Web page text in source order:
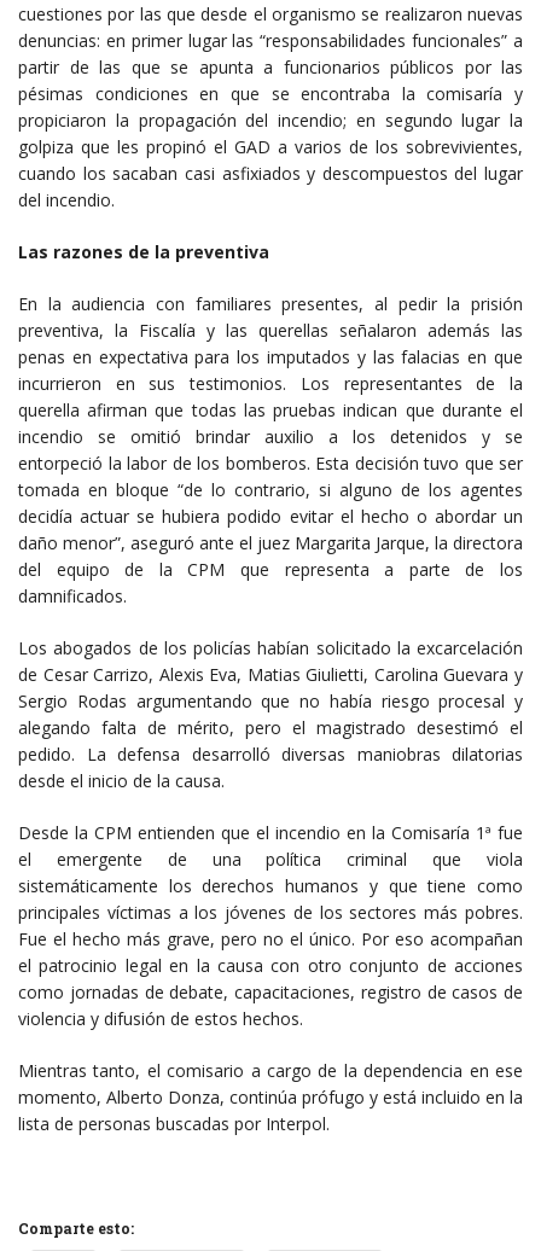
cuestiones por las que desde el organismo se realizaron nuevas
denuncias: en primer lugar las “responsabilidades funcionales” a
partir de las que se apunta a funcionarios públicos por las
pésimas condiciones en que se encontraba la comisaría y
propiciaron la propagación del incendio; en segundo lugar la
golpiza que les propinó el GAD a varios de los sobrevivientes,
cuando los sacaban casi asfixiados y descompuestos del lugar
del incendio.
Las razones de la preventiva
En la audiencia con familiares presentes, al pedir la prisión
preventiva, la Fiscalía y las querellas señalaron además las
penas en expectativa para los imputados y las falacias en que
incurrieron en sus testimonios. Los representantes de la
querella afirman que todas las pruebas indican que durante el
incendio se omitió brindar auxilio a los detenidos y se
entorpeció la labor de los bomberos. Esta decisión tuvo que ser
tomada en bloque “de lo contrario, si alguno de los agentes
decidía actuar se hubiera podido evitar el hecho o abordar un
daño menor”, aseguró ante el juez Margarita Jarque, la directora
del equipo de la CPM que representa a parte de los
damnificados.
Los abogados de los policías habían solicitado la excarcelación
de Cesar Carrizo, Alexis Eva, Matias Giulietti, Carolina Guevara y
Sergio Rodas argumentando que no había riesgo procesal y
alegando falta de mérito, pero el magistrado desestimó el
pedido. La defensa desarrolló diversas maniobras dilatorias
desde el inicio de la causa.
Desde la CPM entienden que el incendio en la Comisaría 1ª fue
el emergente de una política criminal que viola
sistemáticamente los derechos humanos y que tiene como
principales víctimas a los jóvenes de los sectores más pobres.
Fue el hecho más grave, pero no el único. Por eso acompañan
el patrocinio legal en la causa con otro conjunto de acciones
como jornadas de debate, capacitaciones, registro de casos de
violencia y difusión de estos hechos.
Mientras tanto, el comisario a cargo de la dependencia en ese
momento, Alberto Donza, continúa prófugo y está incluido en la
lista de personas buscadas por Interpol.
Comparte esto: